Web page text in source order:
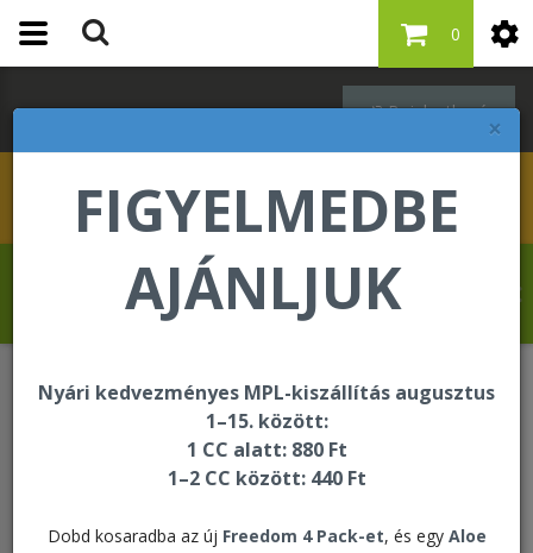
×
FIGYELMEDBE
AJÁNLJUK
Nyári kedvezményes MPL-kiszállítás augusztus
1–15. között:
1 CC alatt: 880 Ft
1–2 CC között: 440 Ft
Dobd kosaradba az új Freedom 4 Pack-et, és egy Aloe
Bejelentkezés
0
Szabó Regina üdvözli Önt a Forever Living
internetes áruházában!
F15